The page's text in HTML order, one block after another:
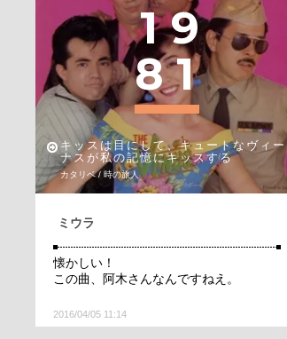
1 9
8 1
キッスは目にして、キュートなヴィー
ナスが私の記憶にキッスする
カタリベ / 時の旅人
ミウラ
懐かしい！
この曲、阿木さんなんですねえ。
2016/04/05 11:14